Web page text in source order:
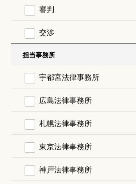
審判
交渉
担当事務所
宇都宮法律事務所
広島法律事務所
札幌法律事務所
東京法律事務所
神戸法律事務所